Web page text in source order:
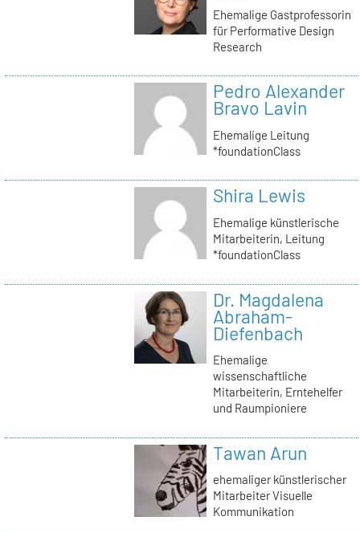
Ehemalige Gastprofessorin
für Performative Design
Research
Pedro Alexander
Bravo Lavin
Ehemalige Leitung
*foundationClass
Shira Lewis
Ehemalige künstlerische
Mitarbeiterin, Leitung
*foundationClass
Dr. Magdalena
Abraham-
Diefenbach
Ehemalige
wissenschaftliche
Mitarbeiterin, Erntehelfer
und Raumpioniere
Tawan Arun
ehemaliger künstlerischer
Mitarbeiter Visuelle
Kommunikation